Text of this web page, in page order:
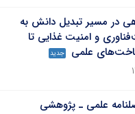
در مسیر تبدیل دانش به
و امنیت غذایی تا
علمی
جدید
علمی ـ پژوهشی